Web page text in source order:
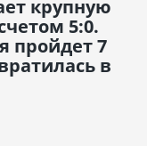
крупную
5:0.
пройдет 7
в